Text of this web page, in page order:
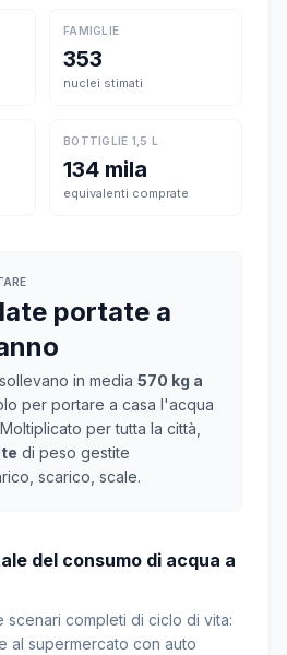
FAMIGLIE
353
nuclei stimati
BOTTIGLIE 1,5 L
134 mila
equivalenti comprate
portate a
in media 570 kg a
per portare a casa l'acqua
per tutta la città,
di peso gestite
scarico, scale.
del consumo di acqua a
scenari completi di ciclo di vita:
al supermercato con auto